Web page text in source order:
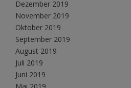
Dezember 2019
November 2019
Oktober 2019
September 2019
August 2019
Juli 2019
Juni 2019